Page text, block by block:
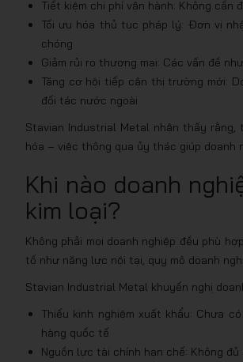
Tiết kiệm chi phí vận hành: Không
Tối ưu hóa thủ tục pháp lý: Đơn vị
chóng
Giảm rủi ro thương mại: Các vấn đề
Tăng cơ hội tiếp cận thị trường mới:
đối tác nước ngoài
Stavian Industrial Metal nhận thấy
hóa – việc thông qua ủy thác giúp doanh
Khi nào doanh
kim loại?
Không phải mọi doanh nghiệp đều phù
tố như năng lực nội tại, quy mô doanh
Stavian Industrial Metal khuyến nghị
Thiếu kinh nghiệm xuất khẩu: Chưa
hàng quốc tế
Nguồn lực tài chính hạn chế: Không